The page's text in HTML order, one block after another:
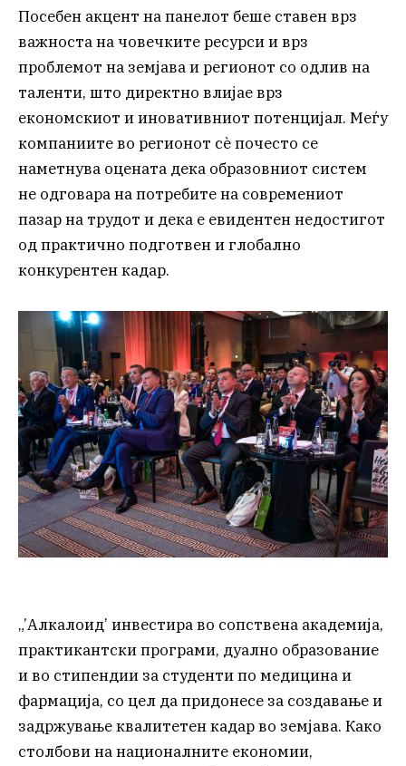
Посебен акцент на панелот беше ставен врз
важноста на човечките ресурси и врз
проблемот на земјава и регионот со одлив на
таленти, што директно влијае врз
економскиот и иновативниот потенцијал. Меѓу
компаниите во регионот сѐ почесто се
наметнува оцената дека образовниот систем
не одговара на потребите на современиот
пазар на трудот и дека е евидентен недостигот
од практично подготвен и глобално
конкурентен кадар.
„’Алкалоид’ инвестира во сопствена академија,
практикантски програми, дуално образование
и во стипендии за студенти по медицина и
фармација, со цел да придонесе за создавање и
задржување квалитетен кадар во земјава. Како
столбови на националните економии,